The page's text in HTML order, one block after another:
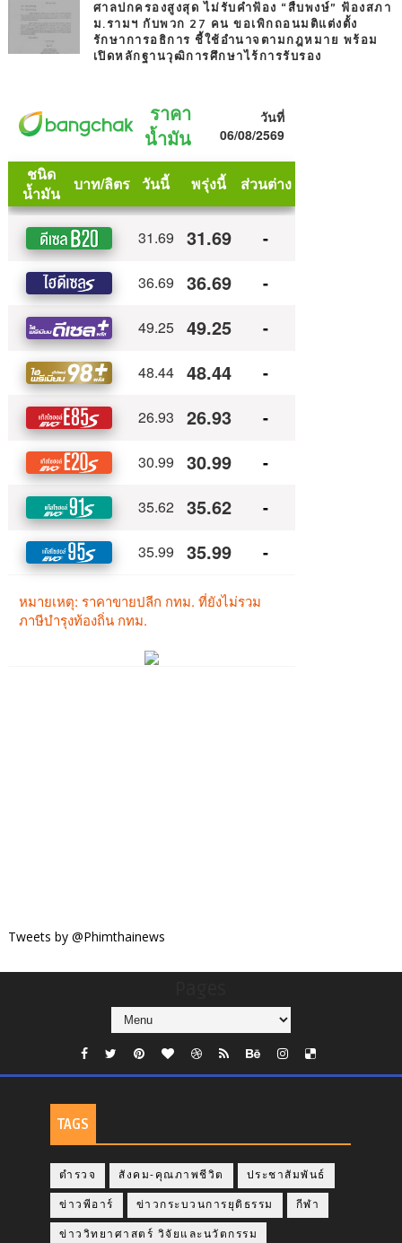
ศาลปกครองสูงสุด ไม่รับคำฟ้อง “สืบพงษ์” ฟ้องสภา
ม.รามฯ กับพวก 27 คน ขอเพิกถอนมติแต่งตั้ง
รักษาการอธิการ ชี้ใช้อำนาจตามกฎหมาย พร้อม
เปิดหลักฐานวุฒิการศึกษาไร้การรับรอง
Tweets by @Phimthainews
TAGS
ตำรวจ สังคม-คุณภาพชีวิต ประชาสัมพันธ์
ข่าวพีอาร์ ข่าวกระบวนการยุติธรรม กีฬา
ข่าววิทยาศาสตร์ วิจัยและนวัตกรรม